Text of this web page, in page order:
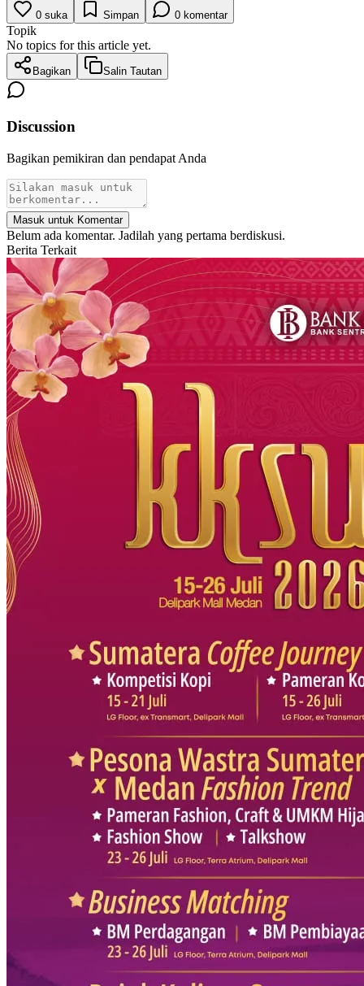
0 suka Simpan 0 komentar
Topik
No topics for this article yet.
Bagikan Salin Tautan
Discussion
Bagikan pemikiran dan pendapat Anda
Masuk untuk Komentar
Belum ada komentar. Jadilah yang pertama berdiskusi.
Berita Terkait